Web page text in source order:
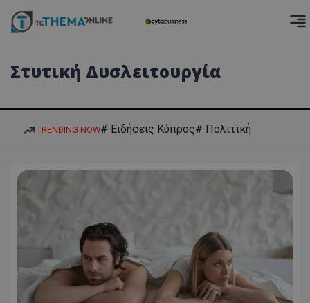
Στυτική Δυσλειτουργία
TRENDING NOW# Ειδήσεις Κύπρος# Πολιτική